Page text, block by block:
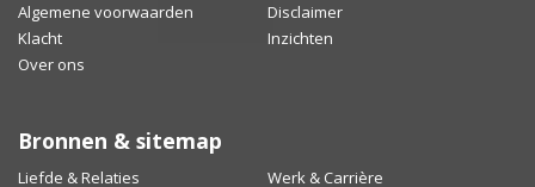
Algemene voorwaarden
Disclaimer
Klacht
Inzichten
Over ons
Bronnen & sitemap
Liefde & Relaties Werk & Carrière